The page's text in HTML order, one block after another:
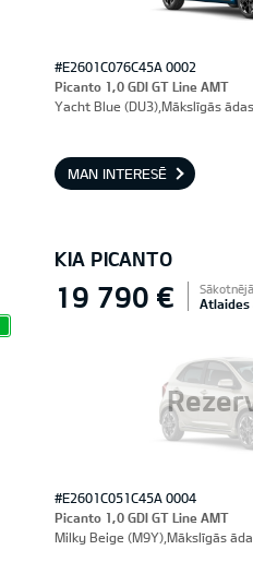
#E2601C076C45A 0002
Picanto 1,0 GDI GT Line AMT
Yacht Blue (DU3),Mākslīgās
MAN INTERESĒ
KIA PICANTO
19 790 € Atlaides
#E2601C051C45A 0004
Picanto 1,0 GDI GT Line AMT
Milky Beige (M9Y),Mākslīgās